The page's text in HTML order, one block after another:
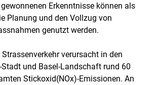
Erkenntnisse können als
Planung und den Vollzug von
genutzt werden.
verursacht in den
und Basel-Landschaft rund 60
Stickoxid(NOx)-Emissionen. An